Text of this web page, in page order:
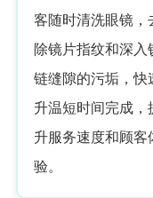
客随时清洗眼镜，
除镜片指纹和深入
链缝隙的污垢，快
升温短时间完成，
升服务速度和顾客
验。